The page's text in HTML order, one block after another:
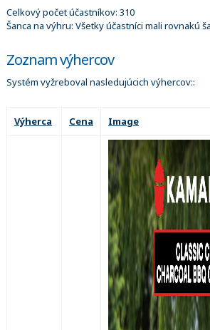
Celkový počet účastníkov: 310
Šanca na výhru: Všetky účastníci mali rovnakú
Zoznam výhercov
Systém vyžreboval nasledujúcich výhercov::
Výherca Cena Image